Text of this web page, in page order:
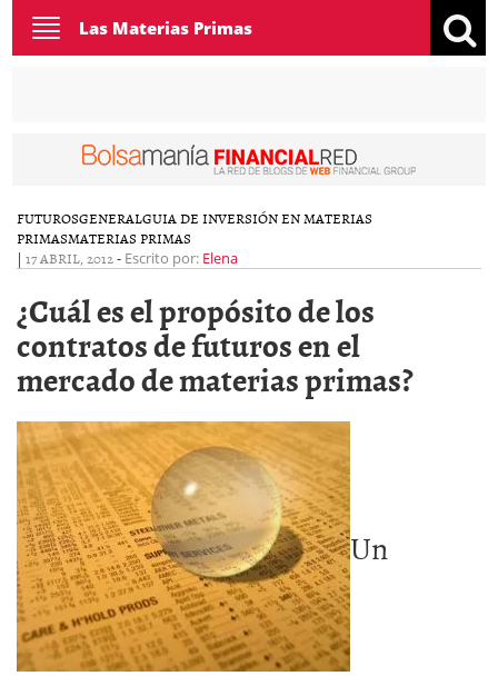
Toggle
navigation
Las Materias Primas
FUTUROSGENERALGUIA DE INVERSIÓN EN MATERIAS
PRIMASMATERIAS PRIMAS
| 17 ABRIL, 2012- Escrito por: Elena
¿Cuál es el propósito de los
contratos de futuros en el
mercado de materias primas?
Un